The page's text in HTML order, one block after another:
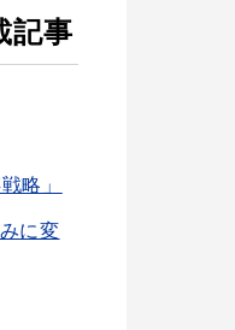
記事
略」
に変